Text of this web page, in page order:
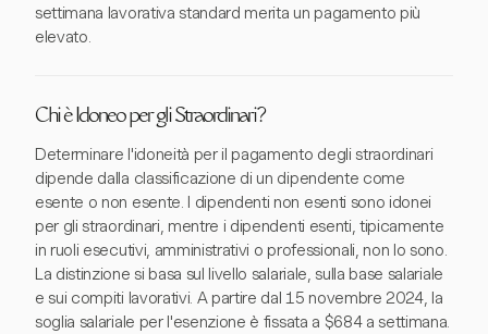
settimana lavorativa standard merita un pagamento più
elevato.
Chi è Idoneo per gli Straordinari?
Determinare l'idoneità per il pagamento degli straordinari
dipende dalla classificazione di un dipendente come
esente o non esente. I dipendenti non esenti sono idonei
per gli straordinari, mentre i dipendenti esenti, tipicamente
in ruoli esecutivi, amministrativi o professionali, non lo sono.
La distinzione si basa sul livello salariale, sulla base salariale
e sui compiti lavorativi. A partire dal 15 novembre 2024, la
soglia salariale per l'esenzione è fissata a $684 a settimana.